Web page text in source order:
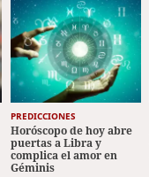
PREDICCIONES
Horóscopo de hoy abre
puertas a Libra y
complica el amor en
Géminis